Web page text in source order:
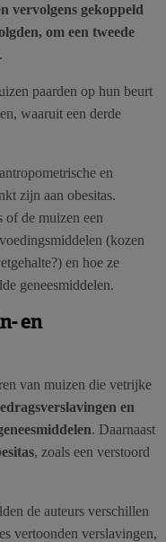
vervolgens gekoppeld
om een tweede
.
paarden op hun beurt
waaruit een derde
en
zijn aan obesitas.
of de muizen een
(kozen
en hoe ze
geneesmiddelen.
en
van muizen die vetrijke
en
. Daarnaast
, zoals een verstoord
de auteurs verschillen
vertoonden verslavingen,